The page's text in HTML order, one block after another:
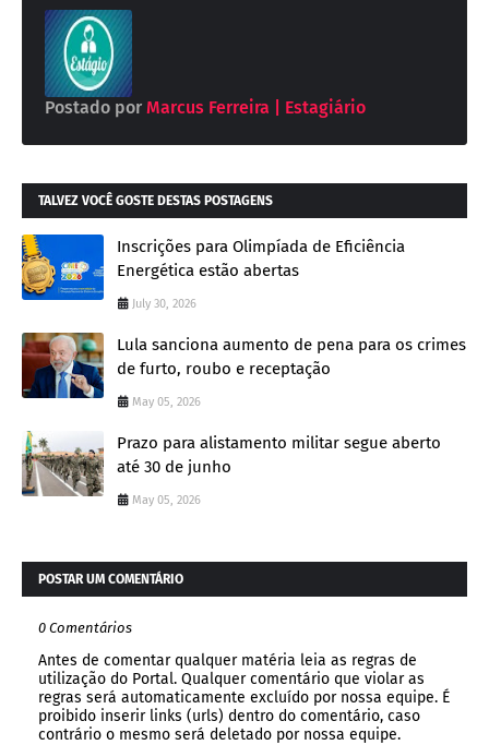
Postado por Marcus Ferreira | Estagiário
TALVEZ VOCÊ GOSTE DESTAS POSTAGENS
Inscrições para Olimpíada de Eficiência
Energética estão abertas
July 30, 2026
Lula sanciona aumento de pena para os crimes
de furto, roubo e receptação
May 05, 2026
Prazo para alistamento militar segue aberto
até 30 de junho
May 05, 2026
POSTAR UM COMENTÁRIO
0 Comentários
Antes de comentar qualquer matéria leia as regras de
utilização do Portal. Qualquer comentário que violar as
regras será automaticamente excluído por nossa equipe. É
proibido inserir links (urls) dentro do comentário, caso
contrário o mesmo será deletado por nossa equipe.